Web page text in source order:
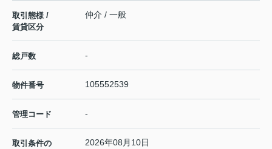
取引態様 /
賃貸区分
仲介 / 一般
総戸数 -
物件番号 105552539
管理コード -
取引条件の
2026年08月10日